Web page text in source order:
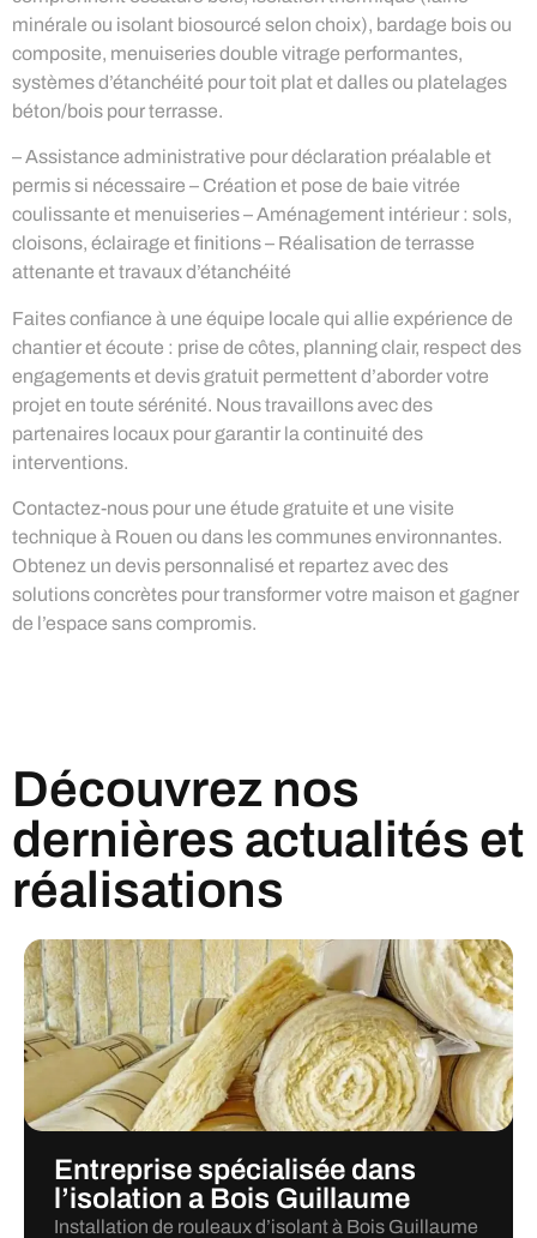
minérale ou isolant biosourcé selon choix), bardage bois ou
composite, menuiseries double vitrage performantes,
systèmes d’étanchéité pour toit plat et dalles ou platelages
béton/bois pour terrasse.
– Assistance administrative pour déclaration préalable et
permis si nécessaire – Création et pose de baie vitrée
coulissante et menuiseries – Aménagement intérieur : sols,
cloisons, éclairage et finitions – Réalisation de terrasse
attenante et travaux d’étanchéité
Faites confiance à une équipe locale qui allie expérience de
chantier et écoute : prise de côtes, planning clair, respect des
engagements et devis gratuit permettent d’aborder votre
projet en toute sérénité. Nous travaillons avec des
partenaires locaux pour garantir la continuité des
interventions.
Contactez-nous pour une étude gratuite et une visite
technique à Rouen ou dans les communes environnantes.
Obtenez un devis personnalisé et repartez avec des
solutions concrètes pour transformer votre maison et gagner
de l’espace sans compromis.
Découvrez nos
dernières actualités et
réalisations
Entreprise spécialisée dans
l’isolation a Bois Guillaume
Installation de rouleaux d’isolant à Bois Guillaume